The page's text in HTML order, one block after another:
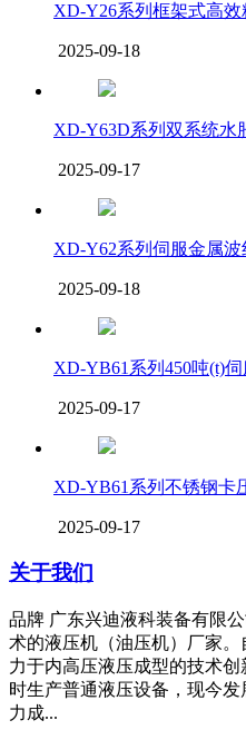
XD-Y26系列框架式高
2025-09-18
XD-Y63D系列双系统水
2025-09-17
XD-Y62系列伺服金属
2025-09-18
XD-YB61系列450吨(t)
2025-09-17
XD-YB61系列不锈钢卡
2025-09-17
关于我们
品牌 广东兴迪液科装备有限
术的液压机（油压机）厂家
力于内高压液压成型的技术
时生产普通液压设备，现今
力成...